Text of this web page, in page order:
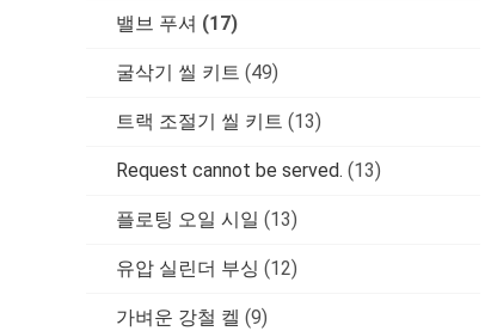
밸브 푸셔 (17)
굴삭기 씰 키트 (49)
트랙 조절기 씰 키트 (13)
Request cannot be served. (13)
플로팅 오일 시일 (13)
유압 실린더 부싱 (12)
가벼운 강철 켈 (9)